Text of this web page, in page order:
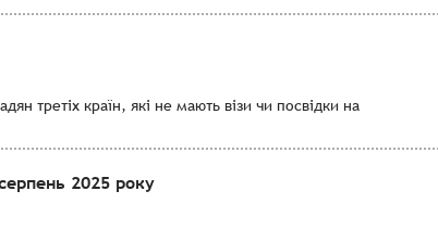
третіх країн, які не мають візи чи посвідки на
2025 року